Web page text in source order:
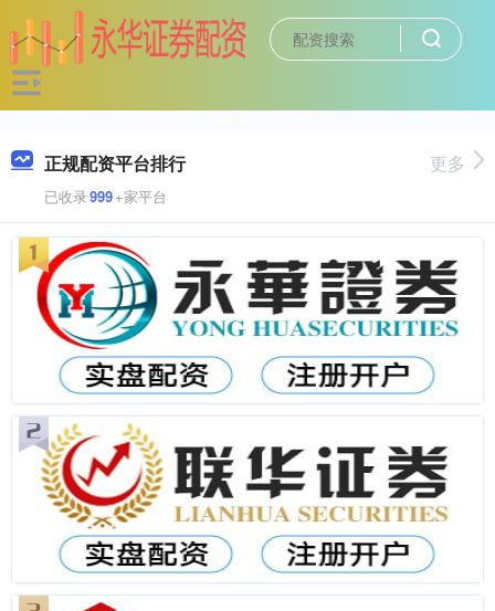
正规配资平台排行
已收录999+家平台
更多